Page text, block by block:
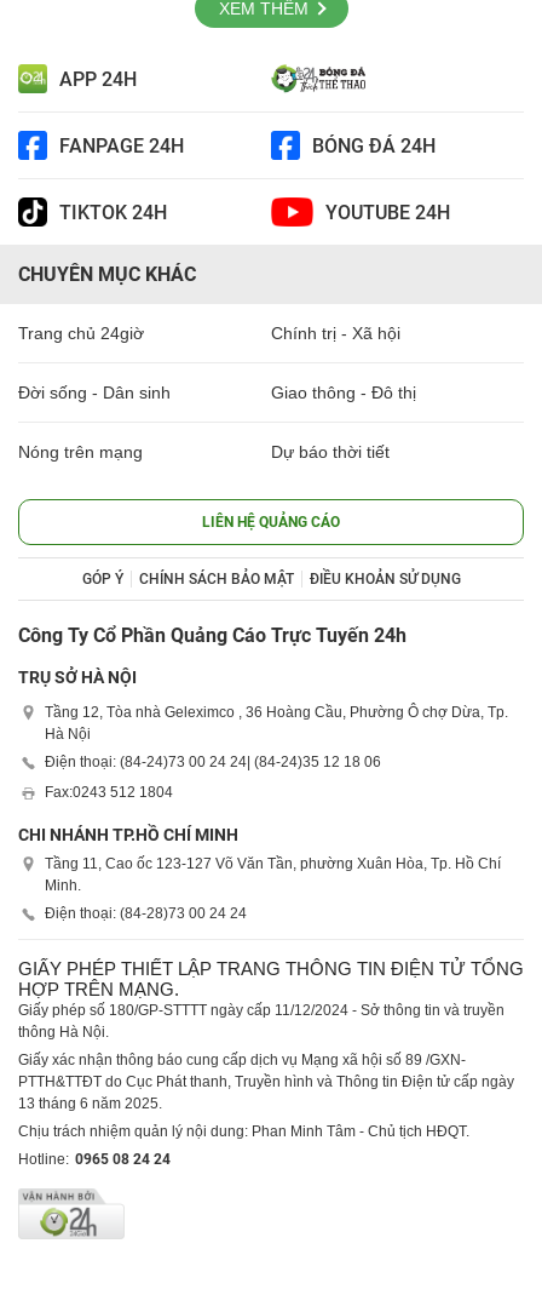
XEM THÊM
APP 24H
FANPAGE 24H BÓNG ĐÁ 24H
TIKTOK 24H YOUTUBE 24H
CHUYÊN MỤC KHÁC
Trang chủ 24giờ Chính trị - Xã hội
Đời sống - Dân sinh Giao thông - Đô thị
Nóng trên mạng Dự báo thời tiết
LIÊN HỆ QUẢNG CÁO
GÓP Ý CHÍNH SÁCH BẢO MẬT ĐIỀU KHOẢN SỬ DỤNG
Công Ty Cổ Phần Quảng Cáo Trực Tuyến 24h
TRỤ SỞ HÀ NỘI
Tầng 12, Tòa nhà Geleximco , 36 Hoàng Cầu, Phường Ô chợ Dừa, Tp.
Hà Nội
Điện thoại: (84-24)73 00 24 24 | (84-24)35 12 18 06
Fax:0243 512 1804
CHI NHÁNH TP.HỒ CHÍ MINH
Tầng 11, Cao ốc 123-127 Võ Văn Tần, phường Xuân Hòa, Tp. Hồ Chí
Minh.
Điện thoại: (84-28)73 00 24 24
GIẤY PHÉP THIẾT LẬP TRANG THÔNG TIN ĐIỆN TỬ TỔNG
HỢP TRÊN MẠNG.
Giấy phép số 180/GP-STTTT ngày cấp 11/12/2024 - Sở thông tin và truyền
thông Hà Nội.
Giấy xác nhận thông báo cung cấp dịch vụ Mạng xã hội số 89 /GXN-
PTTH&TTĐT do Cục Phát thanh, Truyền hình và Thông tin Điện tử cấp ngày
13 tháng 6 năm 2025.
Chịu trách nhiệm quản lý nội dung: Phan Minh Tâm - Chủ tịch HĐQT.
Hotline: 0965 08 24 24